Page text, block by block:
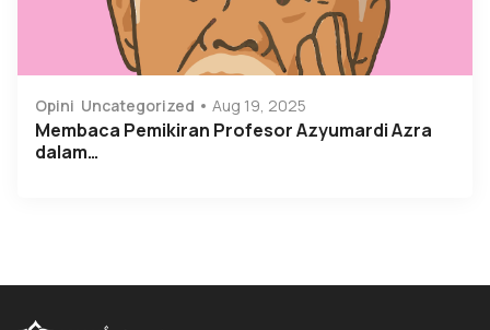
Opini Uncategorized Aug 19, 2025
Membaca Pemikiran Profesor Azyumardi Azra
dalam…